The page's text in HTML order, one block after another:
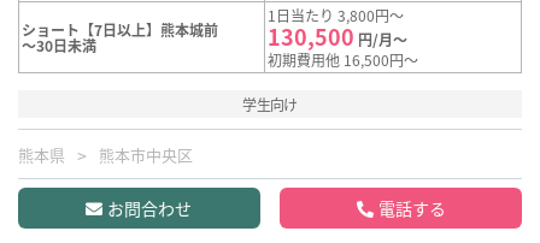
ショート【7日以上】熊本城前
～30日未満
1日当たり 3,800円～
130,500 円/月～
初期費用他 16,500円～
学生向け
熊本県 熊本市中央区
お問合わせ 電話する